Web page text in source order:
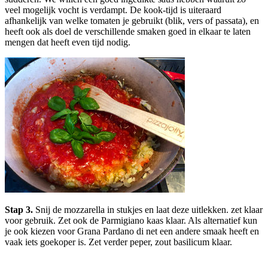
veel mogelijk vocht is verdampt. De kook-tijd is uiteraard
afhankelijk van welke tomaten je gebruikt (blik, vers of passata), en
heeft ook als doel de verschillende smaken goed in elkaar te laten
mengen dat heeft even tijd nodig.
Stap 3. Snij de mozzarella in stukjes en laat deze uitlekken. zet klaar
voor gebruik. Zet ook de Parmigiano kaas klaar. Als alternatief kun
je ook kiezen voor Grana Pardano di net een andere smaak heeft en
vaak iets goekoper is. Zet verder peper, zout basilicum klaar.